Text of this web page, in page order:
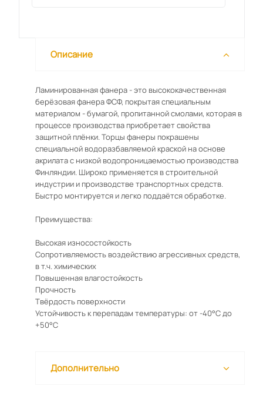
Описание
Ламинированная фанера - это высококачественная
берёзовая фанера ФСФ, покрытая специальным
материалом - бумагой, пропитанной смолами, которая в
процессе производства приобретает свойства
защитной плёнки. Торцы фанеры покрашены
специальной водоразбавляемой краской на основе
акрилата с низкой водопроницаемостью производства
Финляндии. Широко применяется в строительной
индустрии и производстве транспортных средств.
Быстро монтируется и легко поддаётся обработке.
Преимущества:
Высокая износостойкость
Сопротивляемость воздействию агрессивных средств,
в т.ч. химических
Повышенная влагостойкость
Прочность
Твёрдость поверхности
Устойчивость к перепадам температуры: от -40°C до
+50°C
Дополнительно